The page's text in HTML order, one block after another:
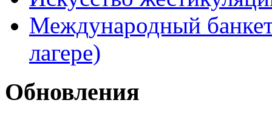
Международный
лагере)
Обновления